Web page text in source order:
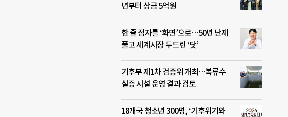
년부터 상금 5억원
한 줄 점자를 ‘화면’으로…50년 난제
풀고 세계시장 두드린 ‘닷’
기후부 제1차 검증위 개최…복류수
실증 시설 운영 결과 검토
18개국 청소년 300명, ‘기후위기와